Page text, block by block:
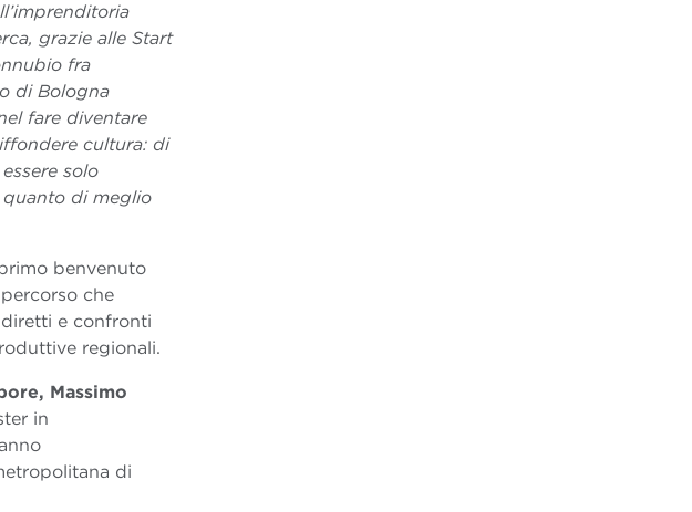
grazie alle Start
fra
di Bologna
fare diventare
cultura: di
solo
quanto di meglio
benvenuto
che
e confronti
regionali.
Massimo
in
di